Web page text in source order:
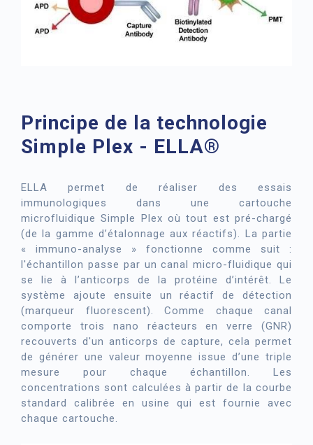
Principe de la technologie
Simple Plex - ELLA®
ELLA permet de réaliser des essais
immunologiques dans une cartouche
microfluidique Simple Plex où tout est pré-chargé
(de la gamme d’étalonnage aux réactifs). La partie
« immuno-analyse » fonctionne comme suit :
l'échantillon passe par un canal micro-fluidique qui
se lie à l’anticorps de la protéine d’intérêt. Le
système ajoute ensuite un réactif de détection
(marqueur fluorescent). Comme chaque canal
comporte trois nano réacteurs en verre (GNR)
recouverts d'un anticorps de capture, cela permet
de générer une valeur moyenne issue d’une triple
mesure pour chaque échantillon. Les
concentrations sont calculées à partir de la courbe
standard calibrée en usine qui est fournie avec
chaque cartouche.